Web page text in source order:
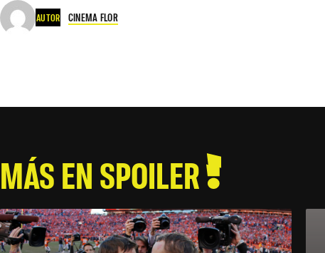
AUTOR CINEMA FLOR
MÁS EN SPOILER